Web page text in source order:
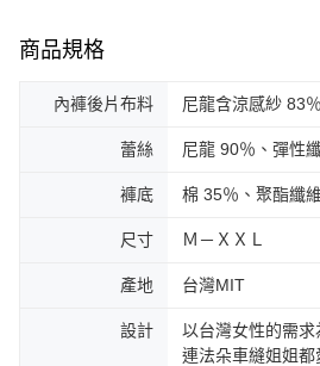
商品規格
內褲後片布料 尼龍含涼感紗 83
蕾絲 尼龍 90％、彈性
褲底 棉 35％、聚酯纖
尺寸 Ｍ－ＸＸＬ
產地 台灣MIT
設計
以台灣女性的需求
連法朵車縫姐姐都